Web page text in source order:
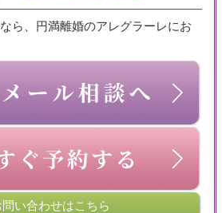
ら、円満離婚のアレグラーレにお
い合わせはこちら